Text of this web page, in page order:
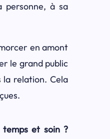
personne, à sa
en amont
le grand public
la relation. Cela
temps et soin ?